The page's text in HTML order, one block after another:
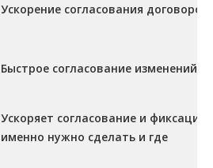
Ускорение согласования
Быстрое согласование изменений и
Ускоряет согласование и
именно нужно сделать и где